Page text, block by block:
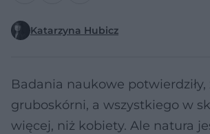
Katarzyna Hubicz
Badania naukowe potwierdziły,
gruboskórni, a wszystkiego w
więcej, niż kobiety. Ale natura